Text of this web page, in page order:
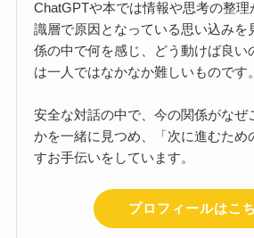
ChatGPTや本では情報や思考の整
識層で原因となっている思い込みを
係の中で何を感じ、どう動けば良い
は一人ではなかなか難しいものです。
安全な対話の中で、今の関係がなぜ
かを一緒に見つめ、「次に進むため
すお手伝いをしています。
プロフィールはこ